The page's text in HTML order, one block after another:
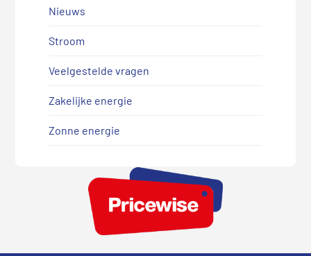
Nieuws
Stroom
Veelgestelde vragen
Zakelijke energie
Zonne energie